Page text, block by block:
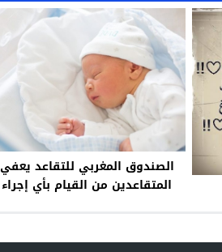
الصندوق المغربي للتقاعد يعفي
المتقاعدين من القيام بأي إجراء